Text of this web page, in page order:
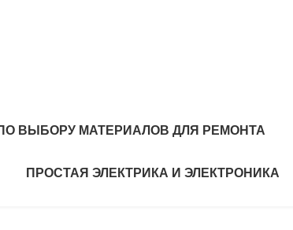
ВЫБОРУ МАТЕРИАЛОВ ДЛЯ РЕМОНТА
ПРОСТАЯ ЭЛЕКТРИКА И ЭЛЕКТРОНИКА